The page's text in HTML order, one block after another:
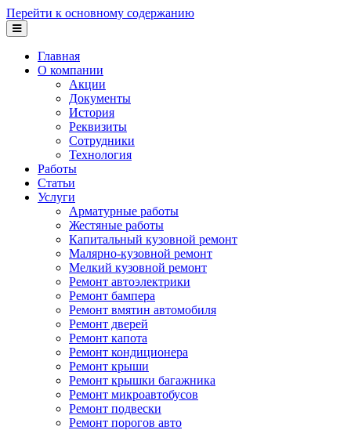
Перейти к основному содержанию
Главная
О компании
Акции
Документы
История
Реквизиты
Сотрудники
Технология
Работы
Статьи
Услуги
Арматурные работы
Жестяные работы
Капитальный кузовной ремонт
Малярно-кузовной ремонт
Мелкий кузовной ремонт
Ремонт автоэлектрики
Ремонт бампера
Ремонт вмятин автомобиля
Ремонт дверей
Ремонт капота
Ремонт кондиционера
Ремонт крыши
Ремонт крышки багажника
Ремонт микроавтобусов
Ремонт подвески
Ремонт порогов авто